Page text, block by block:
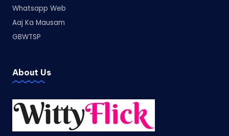
Whatsapp Web
Aaj Ka Mausam
GBWTSP
About Us